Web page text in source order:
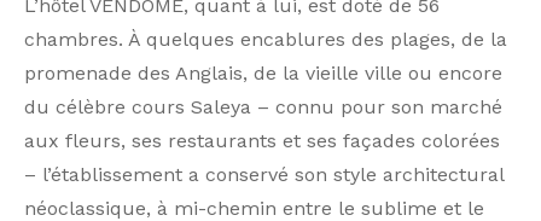
L’hôtel VENDÔME, quant à lui, est doté de 56
chambres. À quelques encablures des plages, de la
promenade des Anglais, de la vieille ville ou encore
du célèbre cours Saleya – connu pour son marché
aux fleurs, ses restaurants et ses façades colorées
– l’établissement a conservé son style architectural
néoclassique, à mi-chemin entre le sublime et le